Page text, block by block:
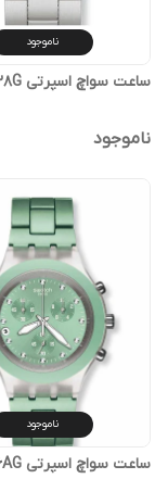
ناموجود
ساعت سواچ اسپرتی SVCK4038G
ناموجود
ناموجود
ساعت سواچ اسپرتی SVCK4056AG